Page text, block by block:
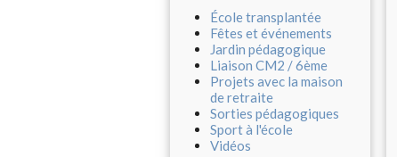
École transplantée
Fêtes et événements
Jardin pédagogique
Liaison CM2 / 6ème
Projets avec la maison
de retraite
Sorties pédagogiques
Sport à l'école
Vidéos